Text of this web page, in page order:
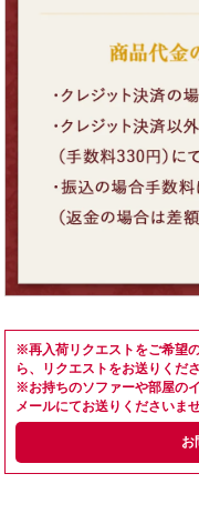
※再入荷リクエストをご希望
ら、リクエストをお送りくださ
※お持ちのソファーや部屋の
メールにてお送りくださいませ
お